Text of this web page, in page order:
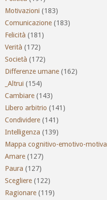
Motivazioni (183)
Comunicazione (183)
Felicità (181)
Verità (172)
Società (172)
Differenze umane (162)
_Altrui (154)
Cambiare (143)
Libero arbitrio (141)
Condividere (141)
Intelligenza (139)
Mappa cognitivo-emotivo-motiva
Amare (127)
Paura (127)
Scegliere (122)
Ragionare (119)